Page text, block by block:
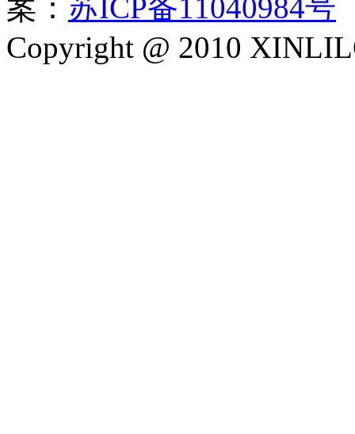
案： 苏ICP备11040984号
Copyright @ 2010